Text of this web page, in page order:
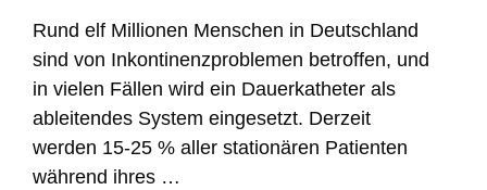
Rund elf Millionen Menschen in Deutschland
sind von Inkontinenzproblemen betroffen, und
in vielen Fällen wird ein Dauerkatheter als
ableitendes System eingesetzt. Derzeit
werden 15-25 % aller stationären Patienten
während ihres …